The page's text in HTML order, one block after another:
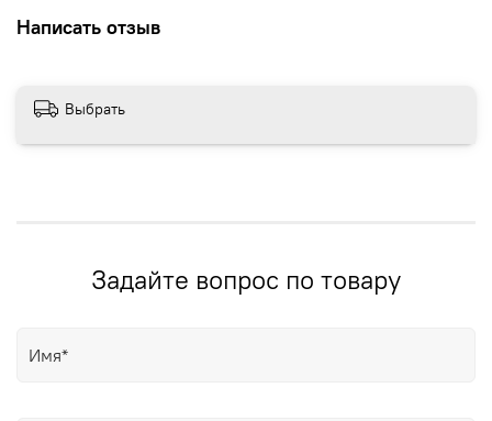
Написать отзыв
Выбрать
Задайте вопрос по товару